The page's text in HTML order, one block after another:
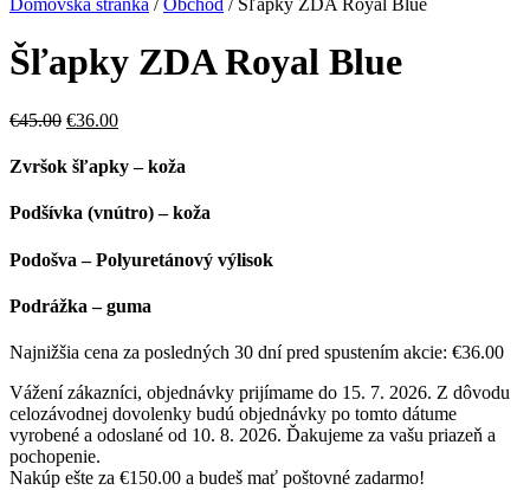
Šľapky ZDA Royal Blue
€45.00 Pôvodná
bola:
€45.00.
€36.00Aktuálna
je:
€36.00.
Zvršok šľapky – koža
Podšívka (vnútro) – koža
Podošva – Polyuretánový výlisok
Podrážka – guma
Najnižšia cena za posledných 30 dní pred spustením akcie: €36.00
Vážení zákazníci, objednávky prijímame do 15. 7. 2026. Z dôvodu
celozávodnej dovolenky budú objednávky po tomto dátume
vyrobené a odoslané od 10. 8. 2026. Ďakujeme za vašu priazeň a
pochopenie.
Nakúp ešte za €150.00 a budeš mať poštovné zadarmo!